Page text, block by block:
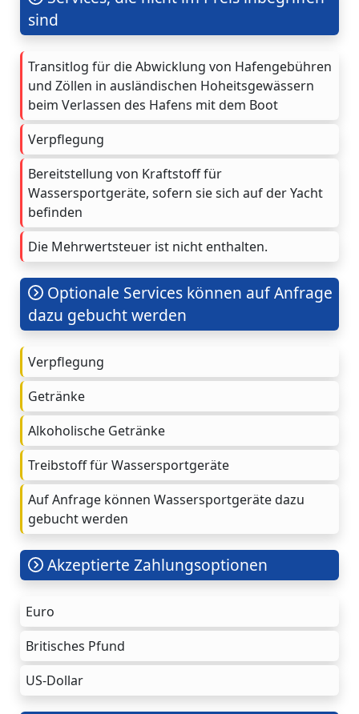
sind
Transitlog für die Abwicklung von Hafengebühren
und Zöllen in ausländischen Hoheitsgewässern
beim Verlassen des Hafens mit dem Boot
Verpflegung
Bereitstellung von Kraftstoff für
Wassersportgeräte, sofern sie sich auf der Yacht
befinden
Die Mehrwertsteuer ist nicht enthalten.
Optionale Services können auf Anfrage
dazu gebucht werden
Verpflegung
Getränke
Alkoholische Getränke
Treibstoff für Wassersportgeräte
Auf Anfrage können Wassersportgeräte dazu
gebucht werden
Akzeptierte Zahlungsoptionen
Euro
Britisches Pfund
US-Dollar